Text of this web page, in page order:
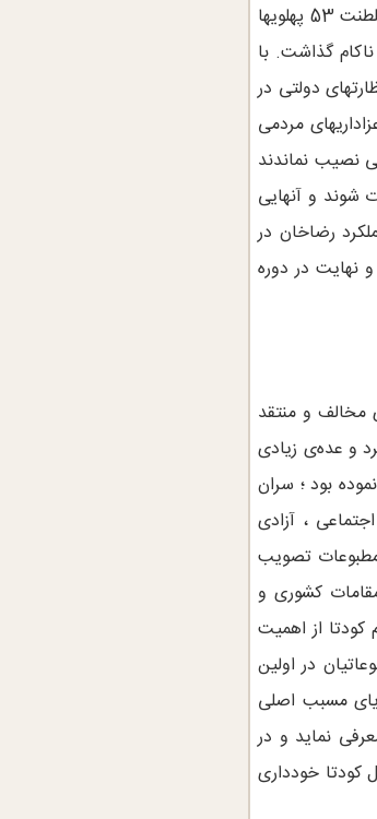
به اعتقاد اکثریت قریب به اتفاق تاریخنگاران، وقوع کودتای سوم اسفند 1299 شمسی که در نهایت منجر به تاسیس سلطنت 53 پهلویها
گذاشت. با
دولتی در
مردمی
نصیب نماندند
شوند و آنهایی
رضاخان در
در دوره
مخالف و منتقد
و عده‌ی زیادی
بود ؛ سران
، آزادی
تصویب
کشوری‌ و
از اهمیت
در اولین
جویای مسبب اصلی
نماید و در
کودتا خودداری